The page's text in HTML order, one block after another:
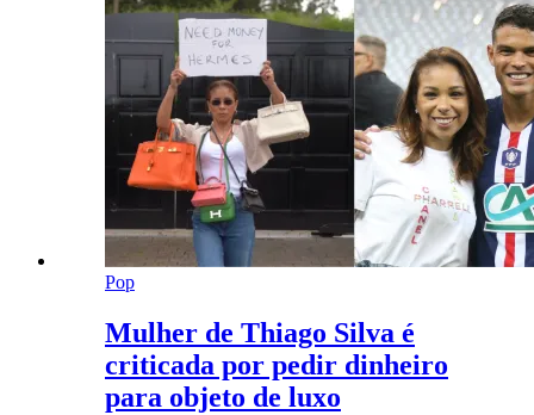
Pop
Mulher de Thiago Silva é
criticada por pedir dinheiro
para objeto de luxo